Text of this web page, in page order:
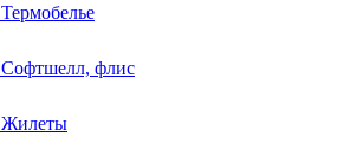
Термобелье
Софтшелл, флис
Жилеты